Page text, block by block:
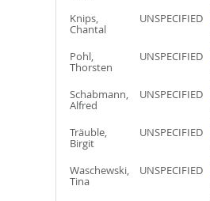
Knips,
Chantal
UNSPECIFIED
Pohl,
Thorsten
UNSPECIFIED
Schabmann,
Alfred
UNSPECIFIED
Träuble,
Birgit
UNSPECIFIED
Waschewski,
Tina
UNSPECIFIED